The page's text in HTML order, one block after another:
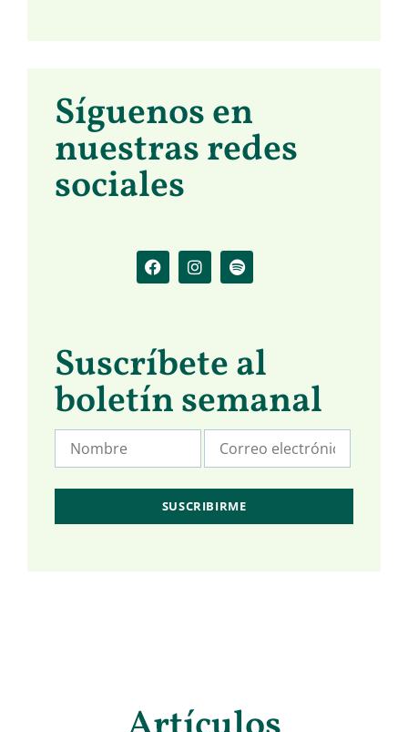
Síguenos en
nuestras redes
sociales
Suscríbete al
boletín semanal